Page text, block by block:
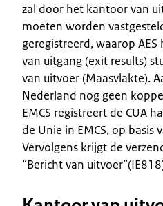
zal door het kantoor van
moeten worden
geregistreerd, waarop
van uitgang (exit results)
van uitvoer (Maasvlakte).
Nederland nog geen
EMCS registreert de CUA
de Unie in EMCS, op basis
Vervolgens krijgt de
“Bericht van